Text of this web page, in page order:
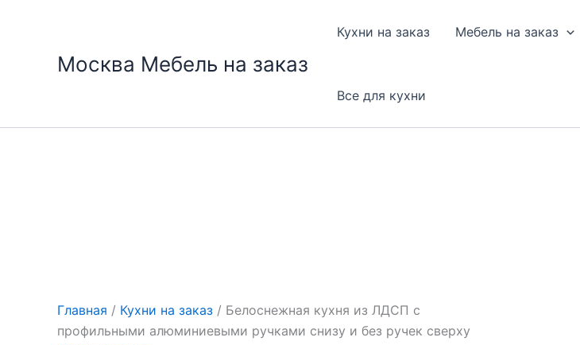
Москва Мебель на заказ
Кухни на заказ Мебель на заказ
Все для кухни
Главная / Кухни на заказ / Белоснежная кухня из ЛДСП с
профильными алюминиевыми ручками снизу и без ручек сверху